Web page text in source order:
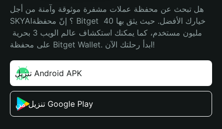
هل تبحث عن محفظة عملات مشفرة موثوقة وآمنة من أجل
SKYAI؟ إنّ محفظة Bitget خيارك الأفضل. حيث يثق بها 40
على محفظة Bitget Wallet. ابدأ رحلتك الآن!
تنزيل Android APK
تنزيل من Google Play